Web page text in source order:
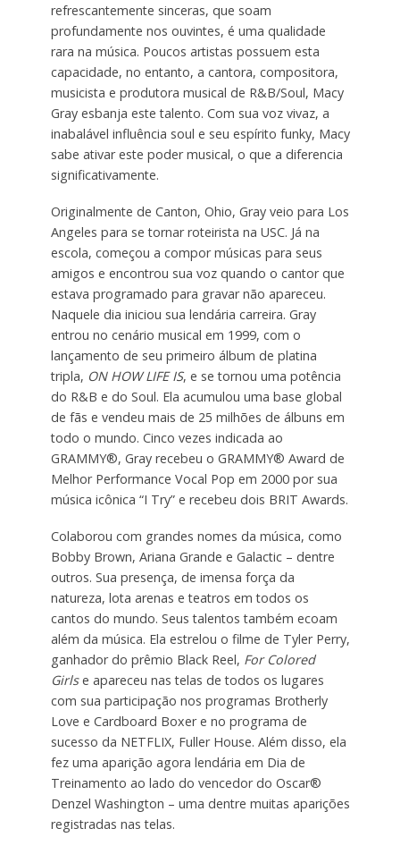
refrescantemente sinceras, que soam
profundamente nos ouvintes, é uma qualidade
rara na música. Poucos artistas possuem esta
capacidade, no entanto, a cantora, compositora,
musicista e produtora musical de R&B/Soul, Macy
Gray esbanja este talento. Com sua voz vivaz, a
inabalável influência soul e seu espírito funky, Macy
sabe ativar este poder musical, o que a diferencia
significativamente.
Originalmente de Canton, Ohio, Gray veio para Los
Angeles para se tornar roteirista na USC. Já na
escola, começou a compor músicas para seus
amigos e encontrou sua voz quando o cantor que
estava programado para gravar não apareceu.
Naquele dia iniciou sua lendária carreira. Gray
entrou no cenário musical em 1999, com o
lançamento de seu primeiro álbum de platina
tripla, ON HOW LIFE IS, e se tornou uma potência
do R&B e do Soul. Ela acumulou uma base global
de fãs e vendeu mais de 25 milhões de álbuns em
todo o mundo. Cinco vezes indicada ao
GRAMMY®, Gray recebeu o GRAMMY® Award de
Melhor Performance Vocal Pop em 2000 por sua
música icônica “I Try” e recebeu dois BRIT Awards.
Colaborou com grandes nomes da música, como
Bobby Brown, Ariana Grande e Galactic – dentre
outros. Sua presença, de imensa força da
natureza, lota arenas e teatros em todos os
cantos do mundo. Seus talentos também ecoam
além da música. Ela estrelou o filme de Tyler Perry,
ganhador do prêmio Black Reel, For Colored
Girlse apareceu nas telas de todos os lugares
com sua participação nos programas Brotherly
Love e Cardboard Boxer e no programa de
sucesso da NETFLIX, Fuller House. Além disso, ela
fez uma aparição agora lendária em Dia de
Treinamento ao lado do vencedor do Oscar®
Denzel Washington – uma dentre muitas aparições
registradas nas telas.